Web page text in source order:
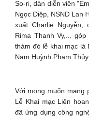
So-ri, dàn diễn viên
Ngọc Diệp, NSND Lan
xuất Charlie Nguyễn,
Rima Thanh Vy,...
thảm đỏ lễ khai mạc là
Nam Huỳnh Phạm
Với mong muốn mang
Lễ Khai mạc Liên
đã ứng dụng công